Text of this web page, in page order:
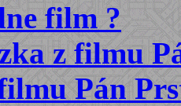
film ?
z filmu
Pán